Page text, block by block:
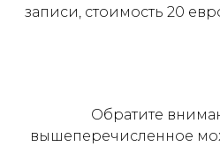
записи, стоимость 20
Обратите
вышеперечисленное